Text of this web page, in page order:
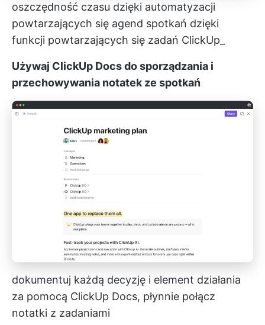
oszczędność czasu dzięki automatyzacji
powtarzających się agend spotkań dzięki
funkcji powtarzających się zadań ClickUp_
Używaj ClickUp Docs do sporządzania i
przechowywania notatek ze spotkań
dokumentuj każdą decyzję i element działania
za pomocą ClickUp Docs, płynnie połącz
notatki z zadaniami